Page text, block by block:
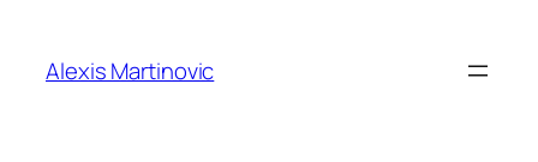
content
Alexis Martinovic